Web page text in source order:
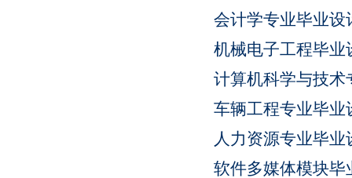
会计学专业毕业设
机械电子工程毕业
计算机科学与技术
车辆工程专业毕业
人力资源专业毕
软件多媒体模块毕